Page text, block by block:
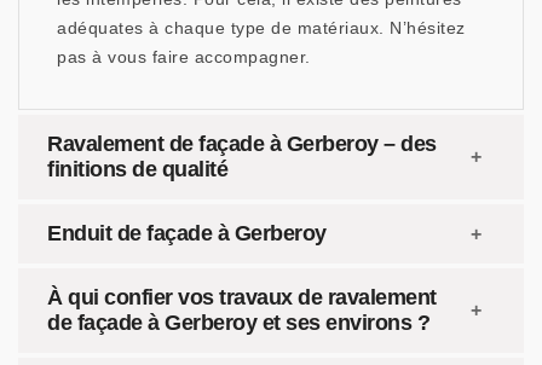
adéquates à chaque type de matériaux. N’hésitez
pas à vous faire accompagner.
Ravalement de façade à Gerberoy – des
finitions de qualité
Enduit de façade à Gerberoy
À qui confier vos travaux de ravalement
de façade à Gerberoy et ses environs ?